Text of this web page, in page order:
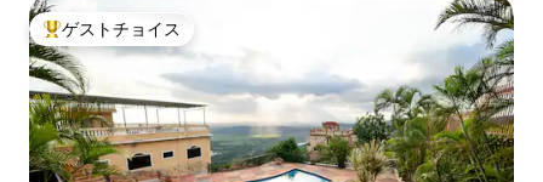
大好評のゲストチョイスです。
ゲストチョイス